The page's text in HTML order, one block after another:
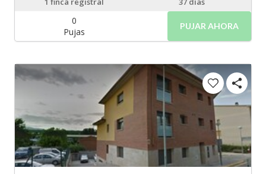
0
Pujas
PUJAR AHORA